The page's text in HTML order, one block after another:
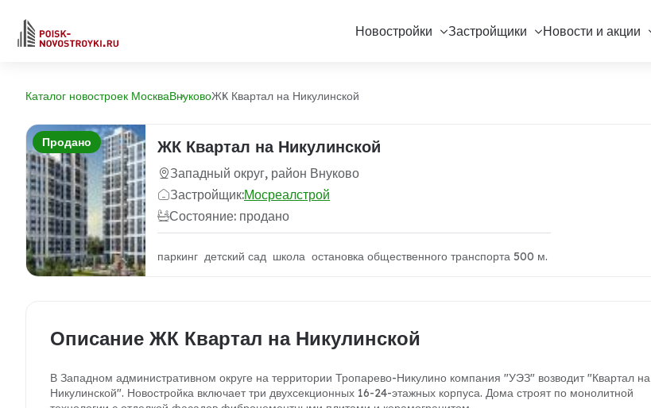
Новостройки Застройщики Новости и акции
Каталог новостроек МоскваВнуковоЖК Квартал на Никулинской
Продано ЖК Квартал на Никулинской
Западный округ, район Внуково
Застройщик:Мосреалстрой
Состояние: продано
паркинг детский сад школа остановка общественного транспорта 500 м.
Описание ЖК Квартал на Никулинской
В Западном административном округе на территории Тропарево-Никулино компания "УЭЗ" возводит "Квартал на
Никулинской". Новостройка включает три двухсекционных 16-24-этажных корпуса. Дома строят по монолитной